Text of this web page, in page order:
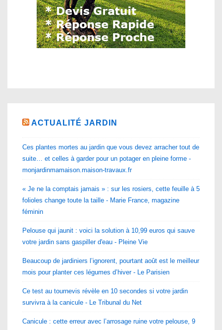
ACTUALITÉ JARDIN
Ces plantes mortes au jardin que vous devez arracher tout de
suite… et celles à garder pour un potager en pleine forme -
monjardinmamaison.maison-travaux.fr
« Je ne la comptais jamais » : sur les rosiers, cette feuille à 5
folioles change toute la taille - Marie France, magazine
féminin
Pelouse qui jaunit : voici la solution à 10,99 euros qui sauve
votre jardin sans gaspiller d'eau - Pleine Vie
Beaucoup de jardiniers l’ignorent, pourtant août est le meilleur
mois pour planter ces légumes d’hiver - Le Parisien
Ce test au tournevis révèle en 10 secondes si votre jardin
survivra à la canicule - Le Tribunal du Net
Canicule : cette erreur avec l’arrosage ruine votre pelouse, 9